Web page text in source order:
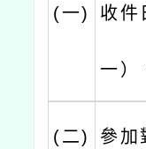
(一) 收件
一）
(二) 參加